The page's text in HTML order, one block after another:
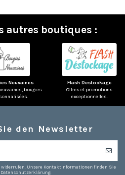
autres boutiques :
Neuvaines
bougies
Flash Destockage
Offres et promotions
exceptionnelles.
den Newsletter
Unsere Kontaktinformationen finden Sie
Datenschutzerklärung.